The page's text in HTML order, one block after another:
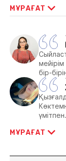
МҰРАҒАТ
бір-
МҰРАҒАТ